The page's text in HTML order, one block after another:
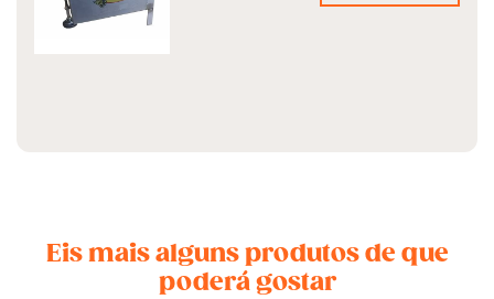
Eis mais alguns produtos de que
poderá gostar